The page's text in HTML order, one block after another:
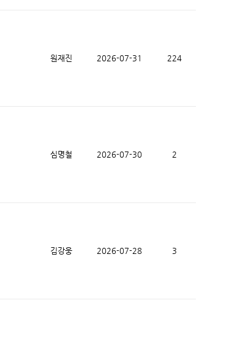
원재진 2026-07-31 224
심명철 2026-07-30 2
김강웅 2026-07-28 3